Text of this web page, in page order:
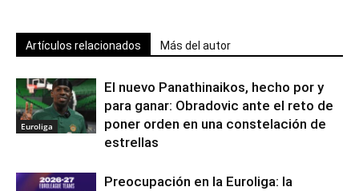
Artículos relacionados Más del autor
Euroliga
El nuevo Panathinaikos, hecho por y
para ganar: Obradovic ante el reto de
poner orden en una constelación de
estrellas
Preocupación en la Euroliga: la